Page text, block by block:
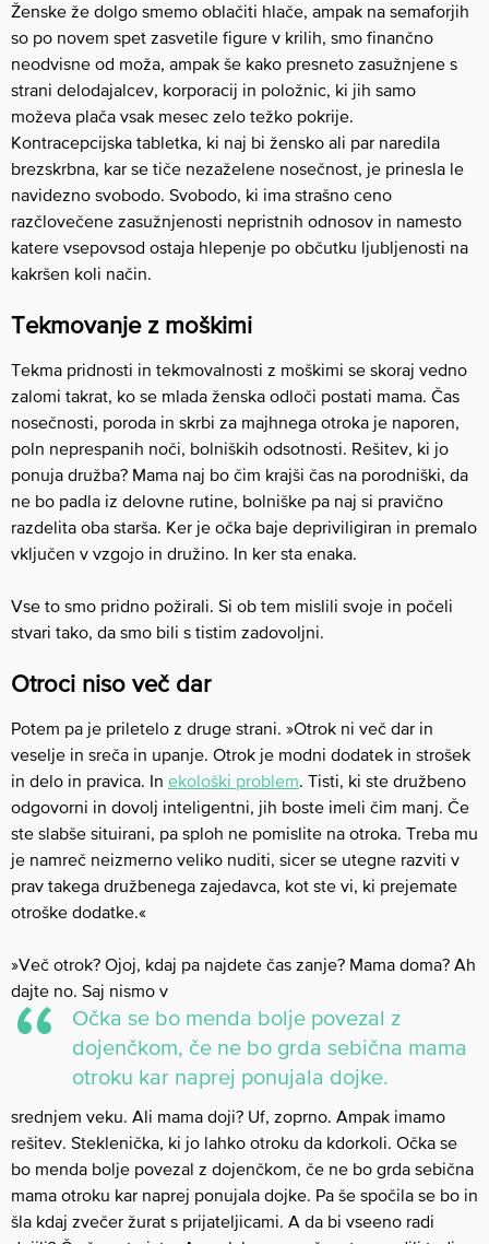
Ženske že dolgo smemo oblačiti hlače, ampak na semaforjih
so po novem spet zasvetile figure v krilih, smo finančno
neodvisne od moža, ampak še kako presneto zasužnjene s
strani delodajalcev, korporacij in položnic, ki jih samo
moževa plača vsak mesec zelo težko pokrije.
Kontracepcijska tabletka, ki naj bi žensko ali par naredila
brezskrbna, kar se tiče nezaželene nosečnost, je prinesla le
navidezno svobodo. Svobodo, ki ima strašno ceno
razčlovečene zasužnjenosti nepristnih odnosov in namesto
katere vsepovsod ostaja hlepenje po občutku ljubljenosti na
kakršen koli način.
Tekmovanje z moškimi
Tekma pridnosti in tekmovalnosti z moškimi se skoraj vedno
zalomi takrat, ko se mlada ženska odloči postati mama. Čas
nosečnosti, poroda in skrbi za majhnega otroka je naporen,
poln neprespanih noči, bolniških odsotnosti. Rešitev, ki jo
ponuja družba? Mama naj bo čim krajši čas na porodniški, da
ne bo padla iz delovne rutine, bolniške pa naj si pravično
razdelita oba starša. Ker je očka baje depriviligiran in premalo
vključen v vzgojo in družino. In ker sta enaka.
Vse to smo pridno požirali. Si ob tem mislili svoje in počeli
stvari tako, da smo bili s tistim zadovoljni.
Otroci niso več dar
Potem pa je priletelo z druge strani. »Otrok ni več dar in
veselje in sreča in upanje. Otrok je modni dodatek in strošek
in delo in pravica. In ekološki problem. Tisti, ki ste družbeno
odgovorni in dovolj inteligentni, jih boste imeli čim manj. Če
ste slabše situirani, pa sploh ne pomislite na otroka. Treba mu
je namreč neizmerno veliko nuditi, sicer se utegne razviti v
prav takega družbenega zajedavca, kot ste vi, ki prejemate
otroške dodatke.«
»Več otrok? Ojoj, kdaj pa najdete čas zanje? Mama doma? Ah
dajte no. Saj nismo v
Očka se bo menda bolje povezal z
dojenčkom, če ne bo grda sebična mama
otroku kar naprej ponujala dojke.
srednjem veku. Ali mama doji? Uf, zoprno. Ampak imamo
rešitev. Steklenička, ki jo lahko otroku da kdorkoli. Očka se
bo menda bolje povezal z dojenčkom, če ne bo grda sebična
mama otroku kar naprej ponujala dojke. Pa še spočila se bo in
šla kdaj zvečer žurat s prijateljicami. A da bi vseeno radi